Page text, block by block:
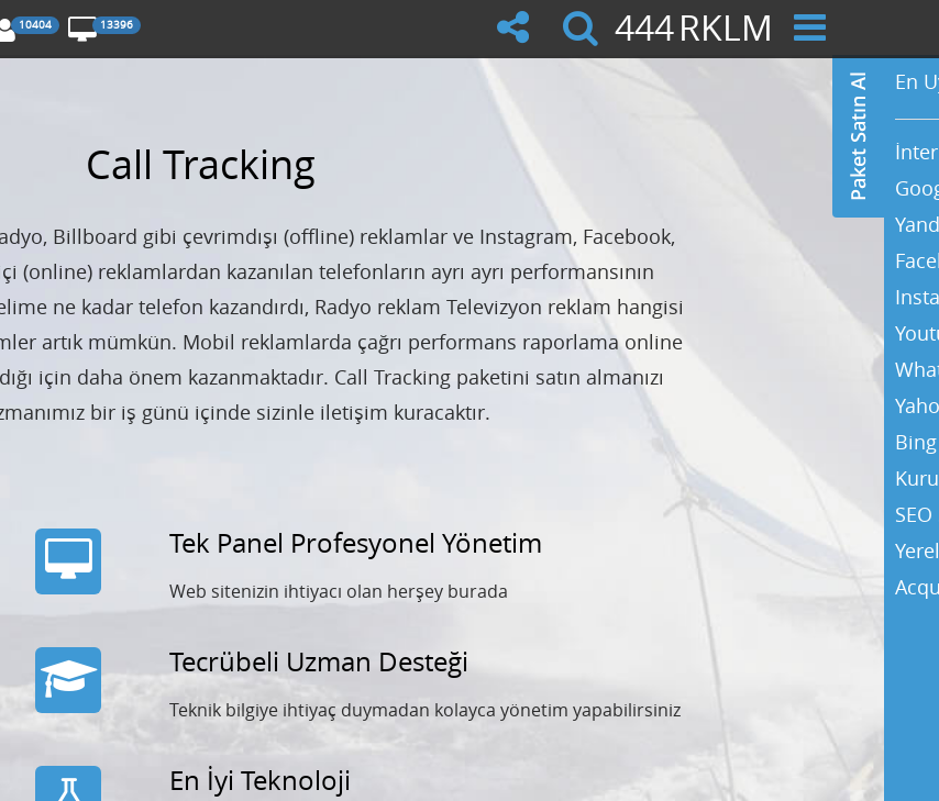
10404 13396 444RKLM
Call Tracking
Billboard gibi çevrimdışı (offline) reklamlar ve Instagram, Facebook,
(online) reklamlardan kazanılan telefonların ayrı ayrı performansının
ne kadar telefon kazandırdı, Radyo reklam Televizyon reklam hangisi
artık mümkün. Mobil reklamlarda çağrı performans raporlama online
için daha önem kazanmaktadır. Call Tracking paketini satın almanızı
bir iş günü içinde sizinle iletişim kuracaktır.
Tek Panel Profesyonel Yönetim
Web sitenizin ihtiyacı olan herşey burada
Tecrübeli Uzman Desteği
Teknik bilgiye ihtiyaç duymadan kolayca yönetim yapabilirsiniz
En İyi Teknoloji
En